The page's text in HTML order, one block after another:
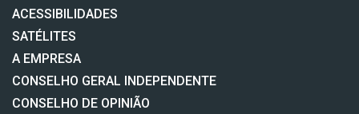
ACESSIBILIDADES
SATÉLITES
A EMPRESA
CONSELHO GERAL INDEPENDENTE
CONSELHO DE OPINIÃO